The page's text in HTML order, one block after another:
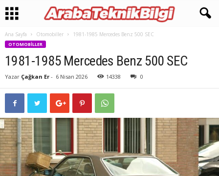
Ana Sayfa Otomobiller 1981-1985 Mercedes Benz 500 SEC
OTOMOBILLER
1981-1985 Mercedes Benz 500 SEC
Yazar Çağkan Er - 6 Nisan 2026 14338 0